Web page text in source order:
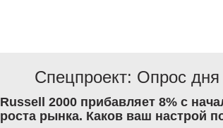
Спецпроект: Опрос
Russell 2000 прибавляет 8% с
роста рынка. Каков ваш настрой